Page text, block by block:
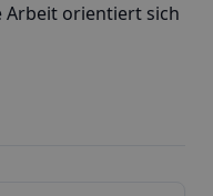
Arbeit orientiert sich